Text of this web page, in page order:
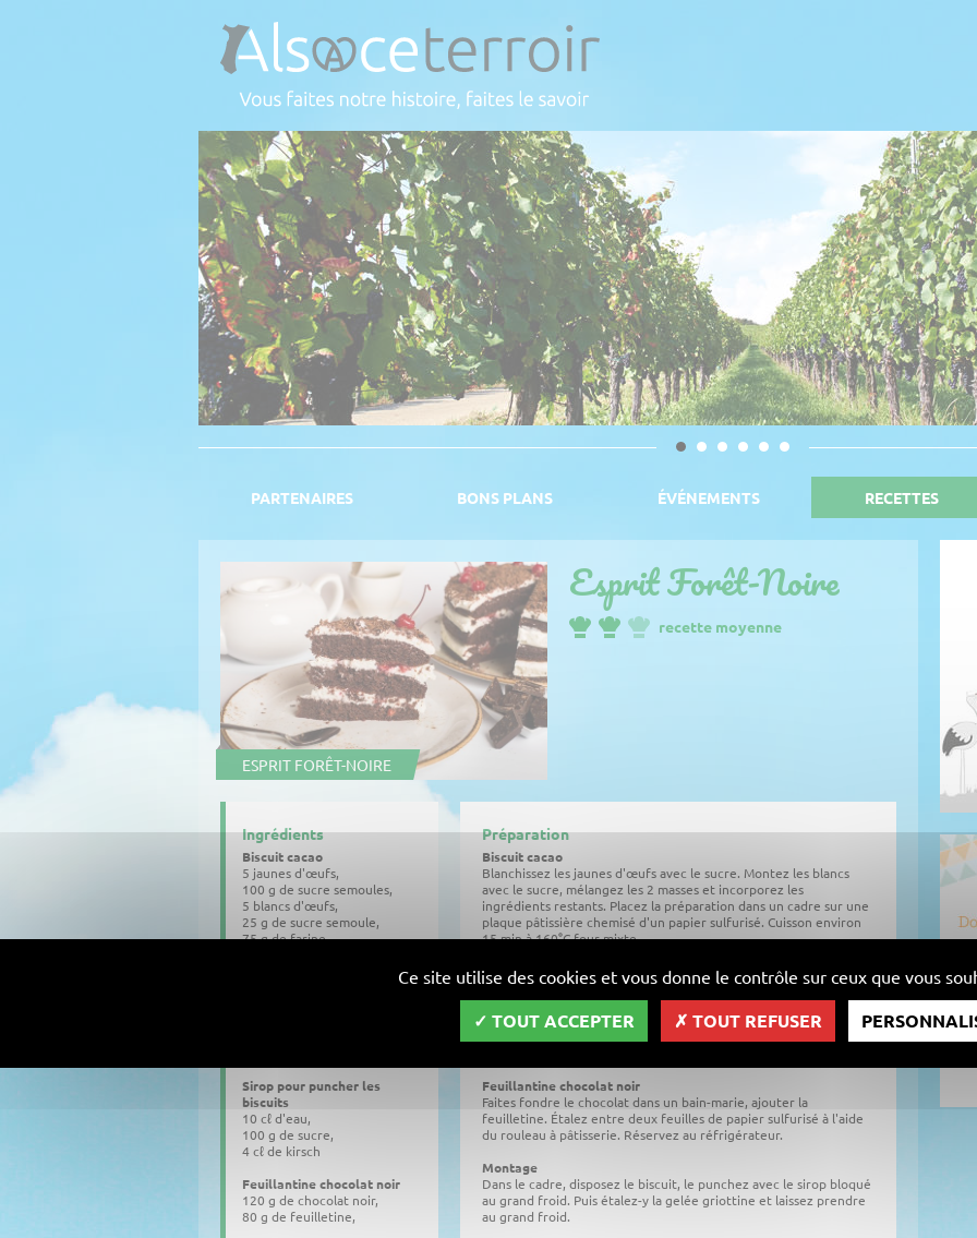
PARTENAIRES BONS PLANS ÉVÉNEMENTS RECETTES
ESPRIT FORÊT-NOIRE
Esprit Forêt-Noire
recette moyenne
Ingrédients
Biscuit cacao
5 jaunes d'œufs,
100 g de sucre semoules,
5 blancs d'œufs,
25 g de sucre semoule,
75 g de farine,
Sirop pour puncher les
biscuits
10 cℓ d'eau,
100 g de sucre,
4 cℓ de kirsch
Feuillantine chocolat noir
120 g de chocolat noir,
80 g de feuilletine,
Préparation
Biscuit cacao
Blanchissez les jaunes d'œufs avec le sucre. Montez les blancs
avec le sucre, mélangez les 2 masses et incorporez les
ingrédients restants. Placez la préparation dans un cadre sur une
plaque pâtissière chemisé d'un papier sulfurisé. Cuisson environ
15 min à 160°C four mixte.
Gelée griotte
Mixez les ingrédients et portez-les à ébullition, ajoutez les
feuilles de gélatine trempées et égouttées.
Feuillantine chocolat noir
Faites fondre le chocolat dans un bain-marie, ajouter la
feuilletine. Étalez entre deux feuilles de papier sulfurisé à l'aide
du rouleau à pâtisserie. Réservez au réfrigérateur.
Montage
Dans le cadre, disposez le biscuit, le punchez avec le sirop bloqué
au grand froid. Puis étalez-y la gelée griottine et laissez prendre
au grand froid.
Ce site utilise des cookies et vous donne le contrôle sur ceux que vous
TOUT ACCEPTER TOUT REFUSER